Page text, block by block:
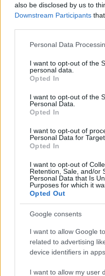
also be disclosed by us to
Downstream Participants
Please note that this
not limited to your visit or
grant or deny consent to
use your data for below
consent section.
Personal Data
I want to opt-out of the
personal data.
Opted In
I want to opt-out of the
Personal Data.
Opted In
I want to opt-out of
Personal Data for
Opted In
I want to opt-out of
Retention, Sale, and/or
Personal Data that Is
Purposes for which it
Opted Out
Google consents
I want to allow Google
related to advertising
device identifiers in apps.
I want to allow my user